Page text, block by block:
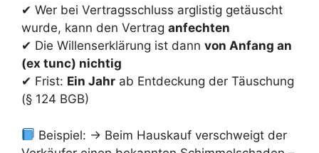
✔ Wer bei Vertragsschluss arglistig getäuscht
wurde, kann den Vertrag anfechten
✔ Die Willenserklärung ist dann von Anfang an
(ex tunc) nichtig
✔ Frist: Ein Jahr ab Entdeckung der Täuschung
(§ 124 BGB)
Beispiel: → Beim Hauskauf verschweigt der